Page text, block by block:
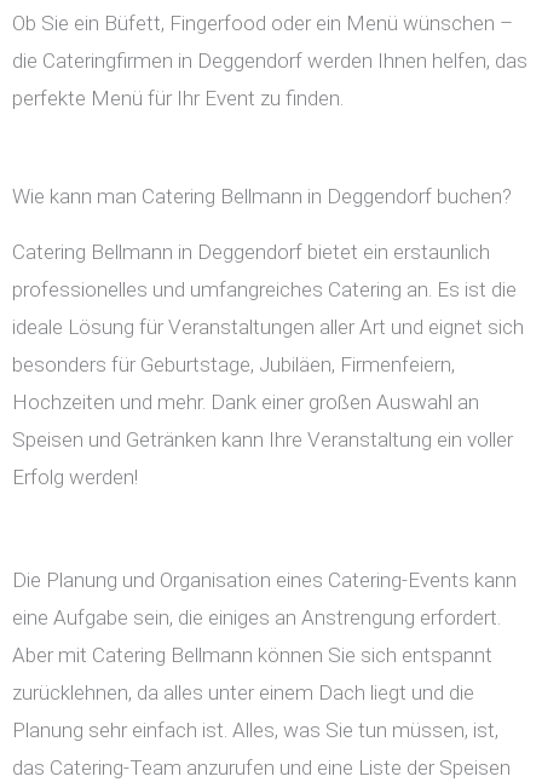
Ob Sie ein Büfett, Fingerfood oder ein Menü wünschen –
die Cateringfirmen in Deggendorf werden Ihnen helfen, das
perfekte Menü für Ihr Event zu finden.
Wie kann man Catering Bellmann in Deggendorf buchen?
Catering Bellmann in Deggendorf bietet ein erstaunlich
professionelles und umfangreiches Catering an. Es ist die
ideale Lösung für Veranstaltungen aller Art und eignet sich
besonders für Geburtstage, Jubiläen, Firmenfeiern,
Hochzeiten und mehr. Dank einer großen Auswahl an
Speisen und Getränken kann Ihre Veranstaltung ein voller
Erfolg werden!
Die Planung und Organisation eines Catering-Events kann
eine Aufgabe sein, die einiges an Anstrengung erfordert.
Aber mit Catering Bellmann können Sie sich entspannt
zurücklehnen, da alles unter einem Dach liegt und die
Planung sehr einfach ist. Alles, was Sie tun müssen, ist,
das Catering-Team anzurufen und eine Liste der Speisen